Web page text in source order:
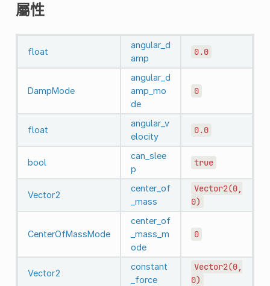
屬性
float
angular_d
amp
0.0
DampMode
angular_d
amp_mo
de
0
float
angular_v
elocity
0.0
bool
can_slee
p
true
Vector2
center_of
_mass
Vector2(0,
0)
CenterOfMassMode
center_of
_mass_m
ode
0
Vector2
constant
_force
Vector2(0,
0)